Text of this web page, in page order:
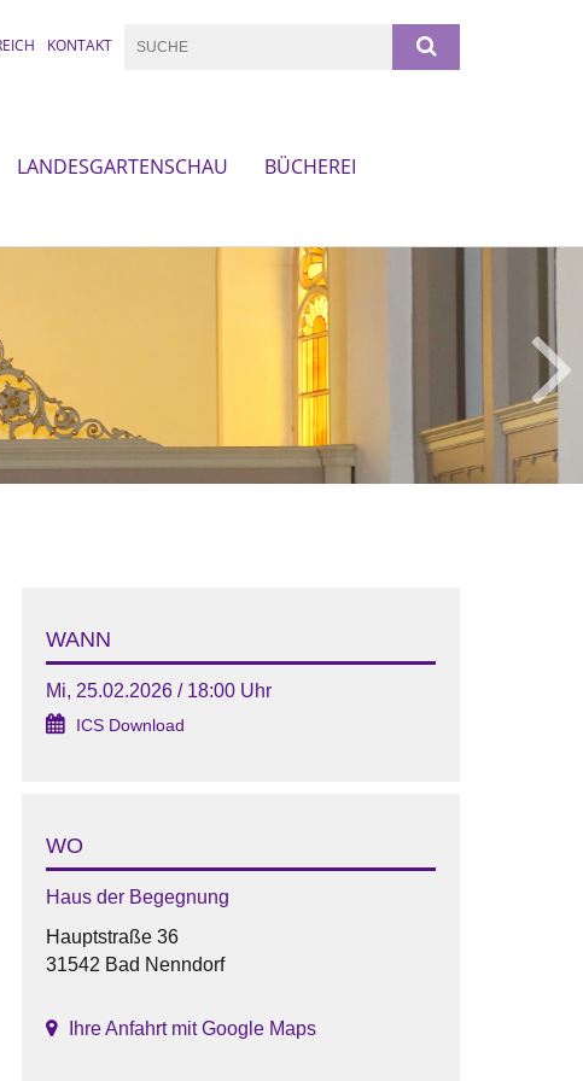
KONTAKT
LANDESGARTENSCHAU
BÜCHEREI
WANN
Mi, 25.02.2026 / 18:00 Uhr
ICS Download
WO
Haus der Begegnung
Hauptstraße 36
31542 Bad Nenndorf
Ihre Anfahrt mit Google Maps